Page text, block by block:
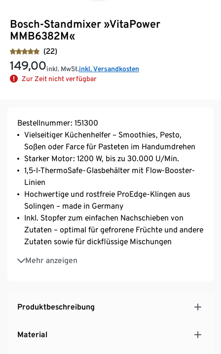
Bosch-Standmixer »VitaPower
MMB6382M«
(22)
149,00inkl. MwSt.inkl. Versandkosten
Zur Zeit nicht verfügbar
Bestellnummer: 151300
Vielseitiger Küchenhelfer – Smoothies, Pesto,
Soßen oder Farce für Pasteten im Handumdrehen
Starker Motor: 1200 W, bis zu 30.000 U/Min.
1,5-l-ThermoSafe-Glasbehälter mit Flow-Booster-
Linien
Hochwertige und rostfreie ProEdge-Klingen aus
Solingen – made in Germany
Inkl. Stopfer zum einfachen Nachschieben von
Zutaten – optimal für gefrorene Früchte und andere
Zutaten sowie für dickflüssige Mischungen
Mehr anzeigen
3 Automatik-Programme für Smoothies, Crushed
Ice und Reinigung
Produktbeschreibung
Material